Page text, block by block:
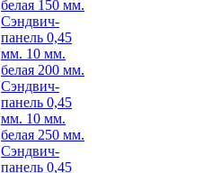
белая 150 мм.
Сэндвич-
панель 0,45
мм. 10 мм.
белая 200 мм.
Сэндвич-
панель 0,45
мм. 10 мм.
белая 250 мм.
Сэндвич-
панель 0,45